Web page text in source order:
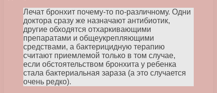
Лечат бронхит почему-то по-различному. Одни
доктора сразу же назначают антибиотик,
другие обходятся отхаркивающими
препаратами и общеукрепляющими
средствами, а бактерицидную терапию
считают приемлемой только в том случае,
если обстоятельством бронхита у ребенка
стала бактериальная зараза (а это случается
очень редко).